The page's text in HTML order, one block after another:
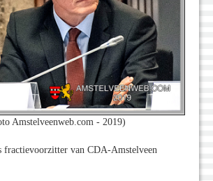
Amstelveenweb.com - 2019)
fractievoorzitter van CDA-Amstelveen